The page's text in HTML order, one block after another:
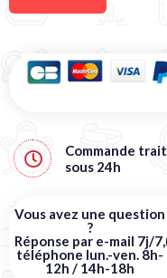
Commande
sous 24h
Vous avez une question
?
Réponse par e-mail 7j/7,
téléphone lun.-ven. 8h-
12h / 14h-18h